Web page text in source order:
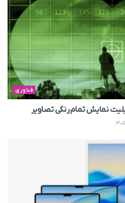
فناوری
نمایش تمام‌رنگی تصاویر